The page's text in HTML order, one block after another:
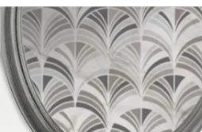
Agrandir